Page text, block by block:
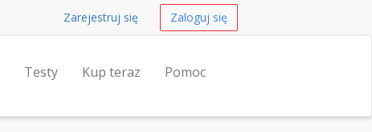
Zarejestruj się Zaloguj się
Testy Kup teraz Pomoc